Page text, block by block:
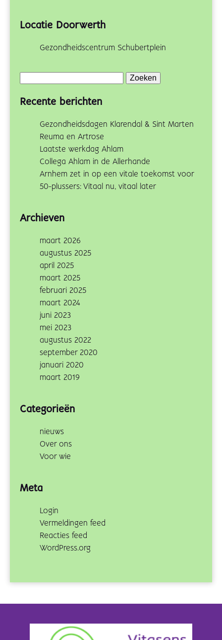
Locatie Doorwerth
Gezondheidscentrum Schubertplein
Recente berichten
Gezondheidsdagen Klarendal & Sint Marten
Reuma en Artrose
Laatste werkdag Ahlam
Collega Ahlam in de Allerhande
Arnhem zet in op een vitale toekomst voor
50-plussers: Vitaal nu, vitaal later
Archieven
maart 2026
augustus 2025
april 2025
maart 2025
februari 2025
maart 2024
juni 2023
mei 2023
augustus 2022
september 2020
januari 2020
maart 2019
Categorieën
nieuws
Over ons
Voor wie
Meta
Login
Vermeldingen feed
Reacties feed
WordPress.org